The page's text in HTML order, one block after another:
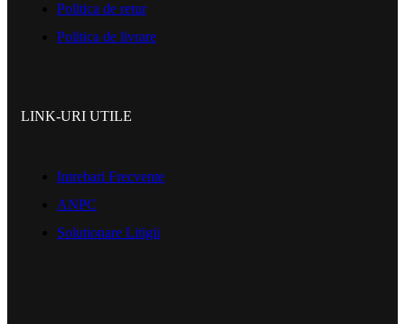
Politica de retur
Politica de livrare
LINK-URI UTILE
Intrebari Frecvente
ANPC
Solutionare Litigii